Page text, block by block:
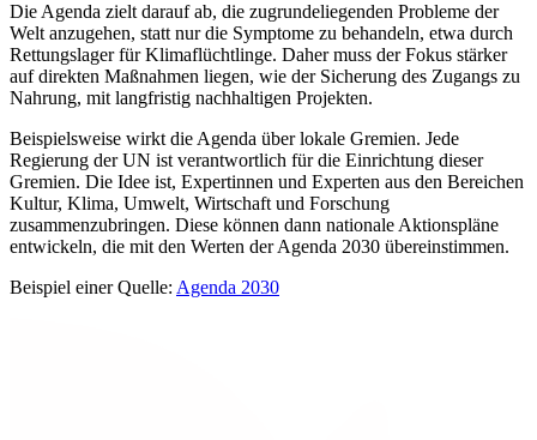
Die Agenda zielt darauf ab, die zugrundeliegenden Probleme der
Welt anzugehen, statt nur die Symptome zu behandeln, etwa durch
Rettungslager für Klimaflüchtlinge. Daher muss der Fokus stärker
auf direkten Maßnahmen liegen, wie der Sicherung des Zugangs zu
Nahrung, mit langfristig nachhaltigen Projekten.
Beispielsweise wirkt die Agenda über lokale Gremien. Jede
Regierung der UN ist verantwortlich für die Einrichtung dieser
Gremien. Die Idee ist, Expertinnen und Experten aus den Bereichen
Kultur, Klima, Umwelt, Wirtschaft und Forschung
zusammenzubringen. Diese können dann nationale Aktionspläne
entwickeln, die mit den Werten der Agenda 2030 übereinstimmen.
Beispiel einer Quelle: Agenda 2030